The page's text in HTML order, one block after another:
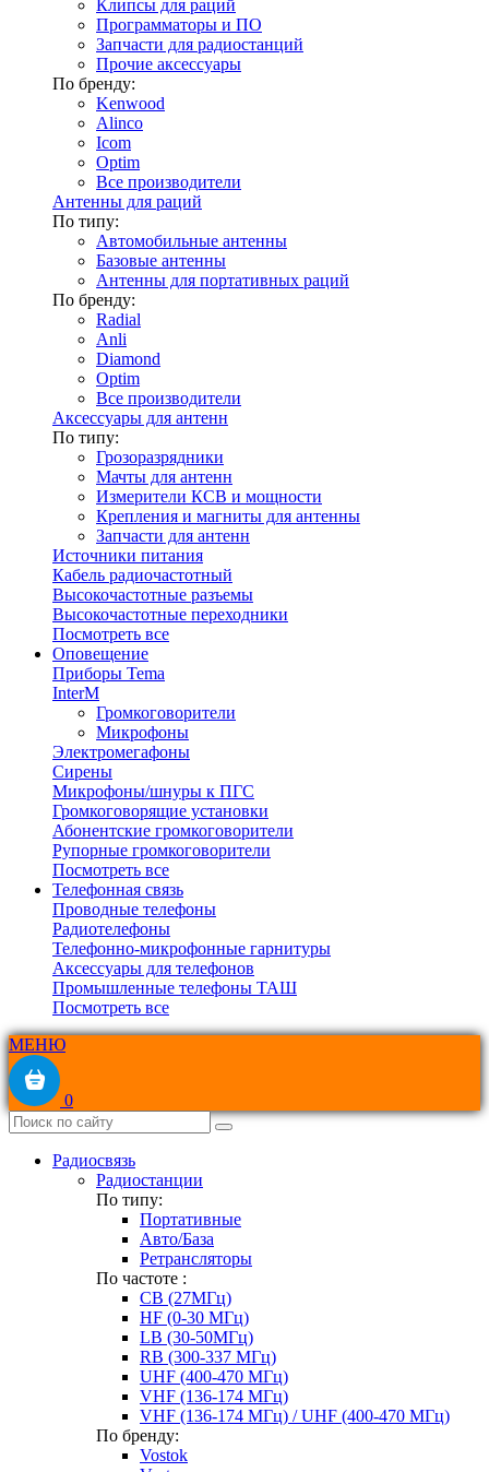
Клипсы для раций
Программаторы и ПО
Запчасти для радиостанций
Прочие аксессуары
По бренду:
Kenwood
Alinco
Icom
Optim
Все производители
Антенны для раций
По типу:
Автомобильные антенны
Базовые антенны
Антенны для портативных раций
По бренду:
Radial
Anli
Diamond
Optim
Все производители
Аксессуары для антенн
По типу:
Грозоразрядники
Мачты для антенн
Измерители КСВ и мощности
Крепления и магниты для антенны
Запчасти для антенн
Источники питания
Кабель радиочастотный
Высокочастотные разъемы
Высокочастотные переходники
Посмотреть все
Оповещение
Приборы Tema
InterM
Громкоговорители
Микрофоны
Электромегафоны
Сирены
Микрофоны/шнуры к ПГС
Громкоговорящие установки
Абонентские громкоговорители
Рупорные громкоговорители
Посмотреть все
Телефонная связь
Проводные телефоны
Радиотелефоны
Телефонно-микрофонные гарнитуры
Аксессуары для телефонов
Промышленные телефоны ТАШ
Посмотреть все
МЕНЮ
0
Радиосвязь
Радиостанции
По типу:
Портативные
Авто/База
Ретрансляторы
По частоте :
CB (27МГц)
HF (0-30 МГц)
LB (30-50МГц)
RB (300-337 МГц)
UHF (400-470 МГц)
VHF (136-174 МГц)
VHF (136-174 МГц) / UHF (400-470 МГц)
По бренду:
Vostok